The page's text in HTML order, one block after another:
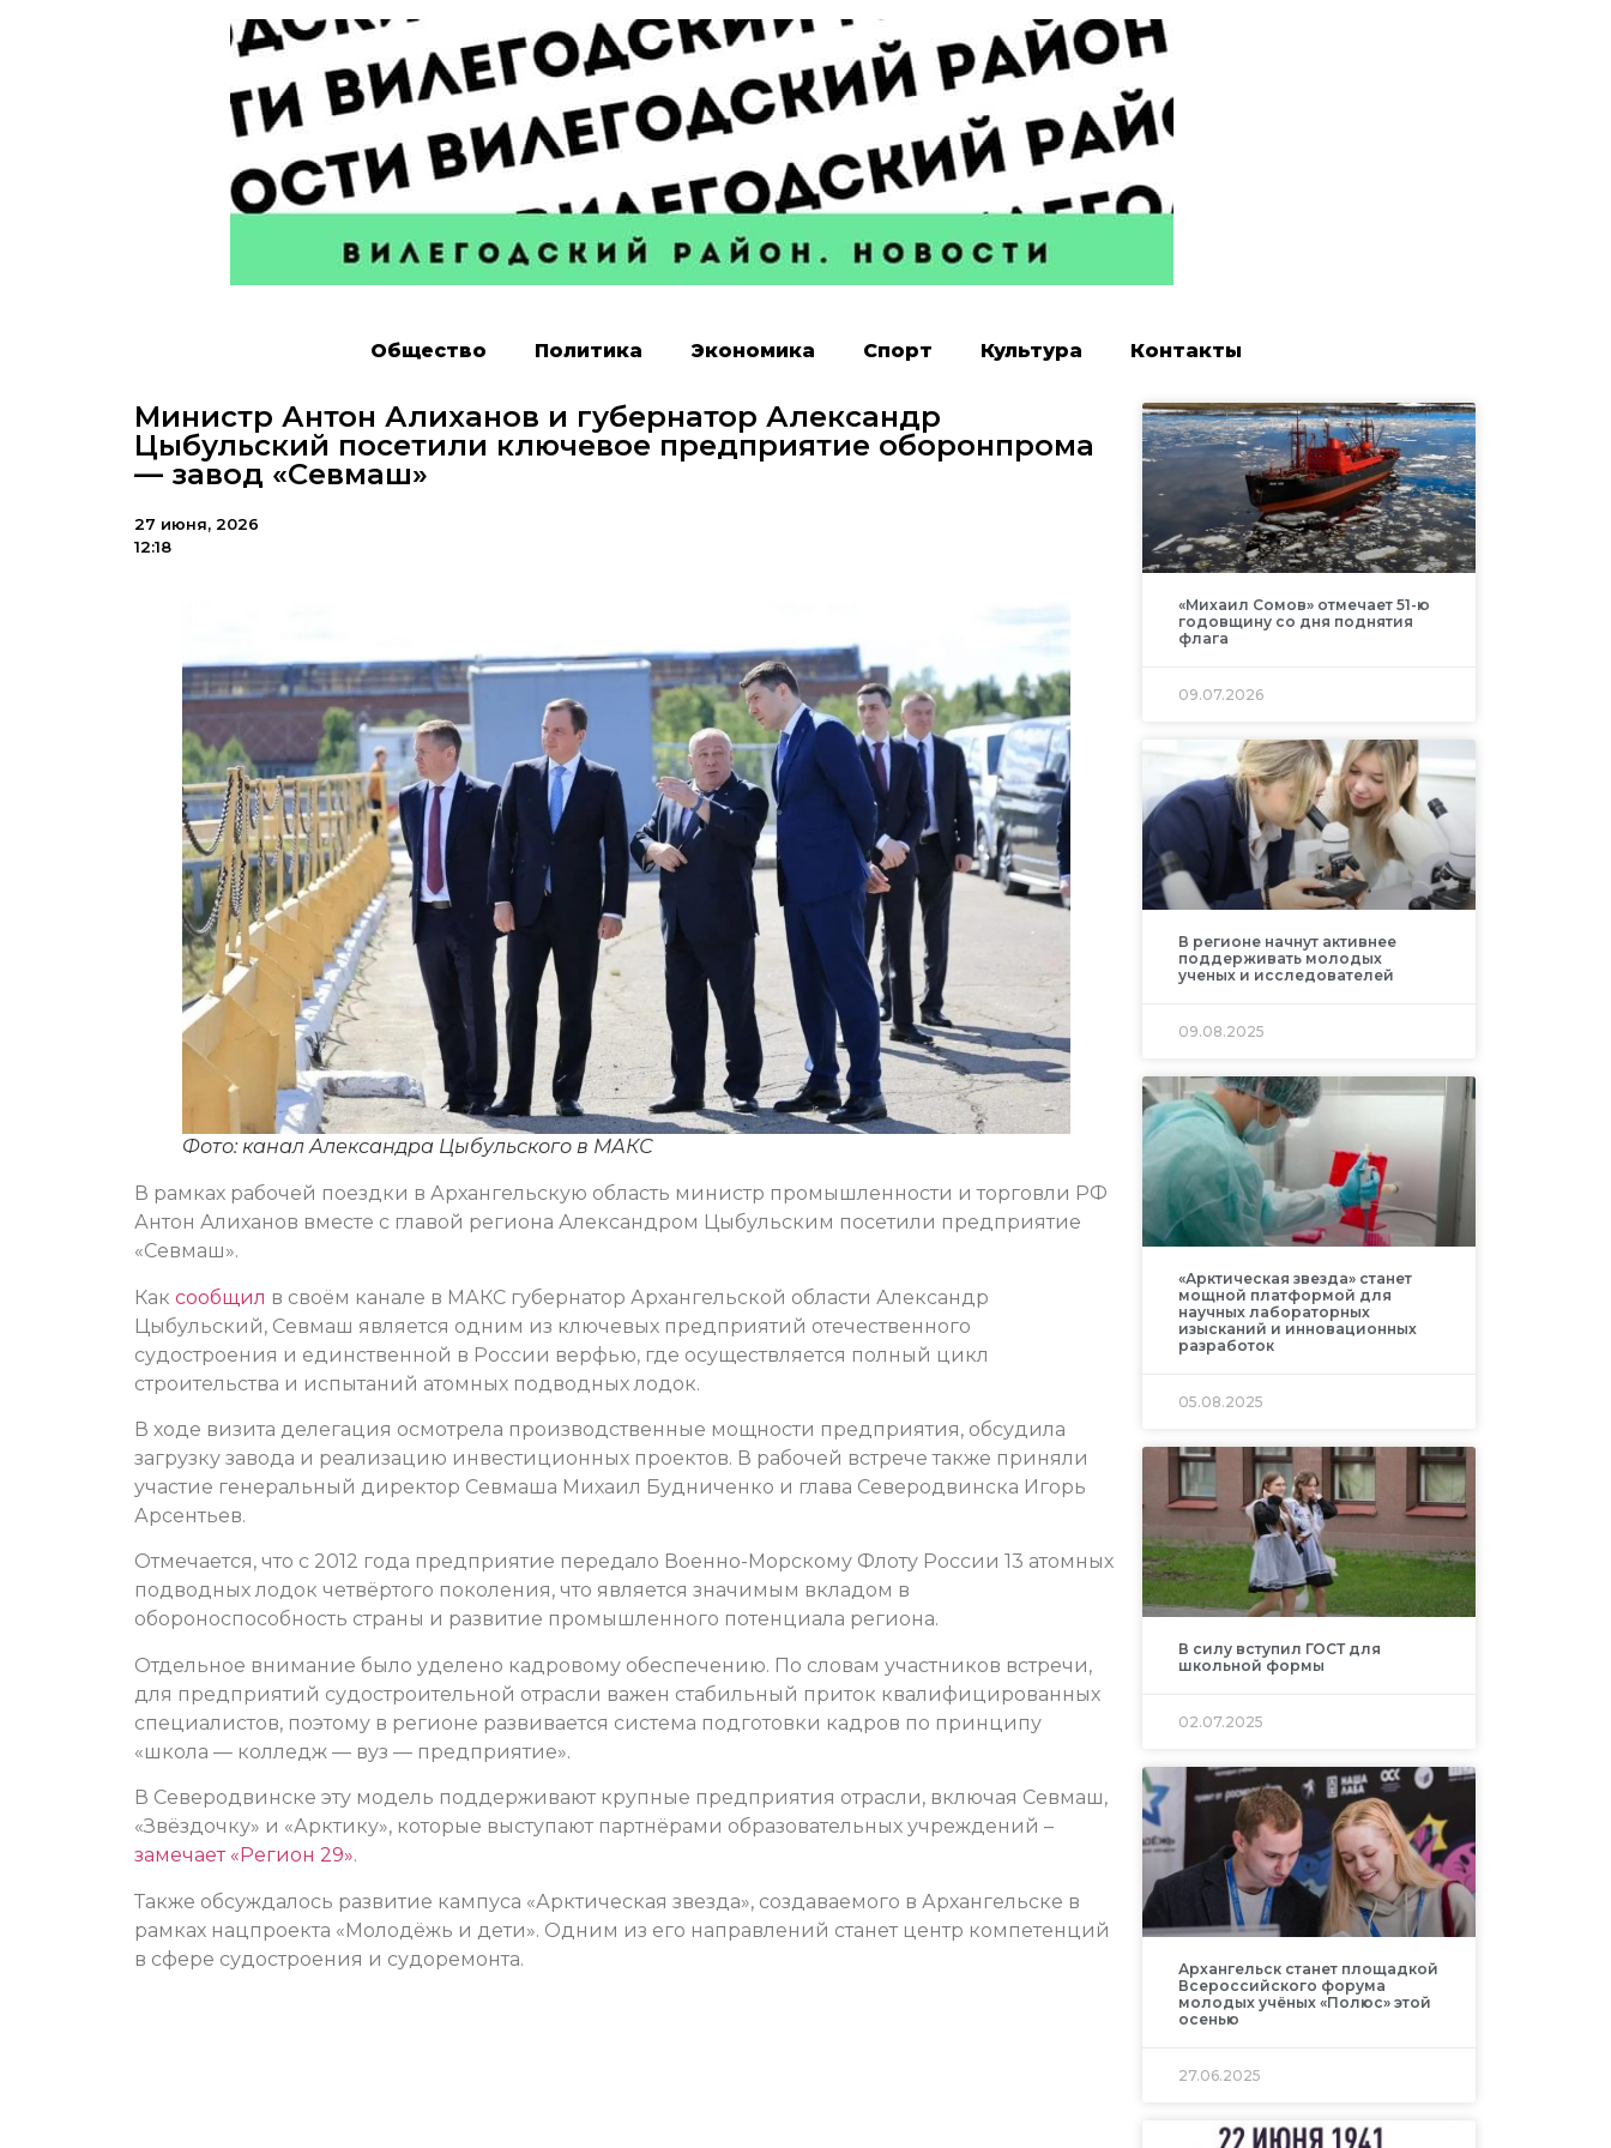
Общество Политика Экономика Спорт Культура Контакты
Министр Антон Алиханов и губернатор Александр
Цыбульский посетили ключевое предприятие оборонпрома
— завод «Севмаш»
27 июня, 2026
12:18
Фото: канал Александра Цыбульского в МАКС
В рамках рабочей поездки в Архангельскую область министр промышленности и торговли РФ
Антон Алиханов вместе с главой региона Александром Цыбульским посетили предприятие
«Севмаш».
Как сообщил в своём канале в МАКС губернатор Архангельской области Александр
Цыбульский, Севмаш является одним из ключевых предприятий отечественного
судостроения и единственной в России верфью, где осуществляется полный цикл
строительства и испытаний атомных подводных лодок.
В ходе визита делегация осмотрела производственные мощности предприятия, обсудила
загрузку завода и реализацию инвестиционных проектов. В рабочей встрече также приняли
участие генеральный директор Севмаша Михаил Будниченко и глава Северодвинска Игорь
Арсентьев.
Отмечается, что с 2012 года предприятие передало Военно-Морскому Флоту России 13 атомных
подводных лодок четвёртого поколения, что является значимым вкладом в
обороноспособность страны и развитие промышленного потенциала региона.
Отдельное внимание было уделено кадровому обеспечению. По словам участников встречи,
для предприятий судостроительной отрасли важен стабильный приток квалифицированных
специалистов, поэтому в регионе развивается система подготовки кадров по принципу
«школа — колледж — вуз — предприятие».
В Северодвинске эту модель поддерживают крупные предприятия отрасли, включая Севмаш,
«Звёздочку» и «Арктику», которые выступают партнёрами образовательных учреждений –
замечает «Регион 29».
Также обсуждалось развитие кампуса «Арктическая звезда», создаваемого в Архангельске в
рамках нацпроекта «Молодёжь и дети». Одним из его направлений станет центр компетенций
в сфере судостроения и судоремонта.
«Михаил Сомов» отмечает 51-ю
годовщину со дня поднятия
флага
09.07.2026
В регионе начнут активнее
поддерживать молодых
ученых и исследователей
09.08.2025
«Арктическая звезда» станет
мощной платформой для
научных лабораторных
изысканий и инновационных
разработок
05.08.2025
В силу вступил ГОСТ для
школьной формы
02.07.2025
Архангельск станет площадкой
Всероссийского форума
молодых учёных «Полюс» этой
осенью
27.06.2025